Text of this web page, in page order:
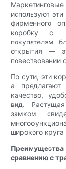
используют
фирменного
коробку с
покупателям
открытия —
повествовании
По сути, эти
а
качество,
вид.
замком
широкого круга
сравнению с